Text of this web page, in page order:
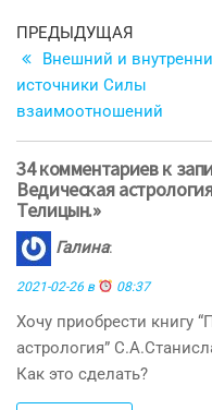
Навигация
по
записям
Предыдущая
запись
ПРЕДЫДУЩАЯ
Внешний и
источники Силы
взаимоотношений
34 комментариев к
Ведическая
Телицын.»
Галина:
2021-02-26 в 08:37
Хочу приобрести книгу
астрология”
Как это сделать?